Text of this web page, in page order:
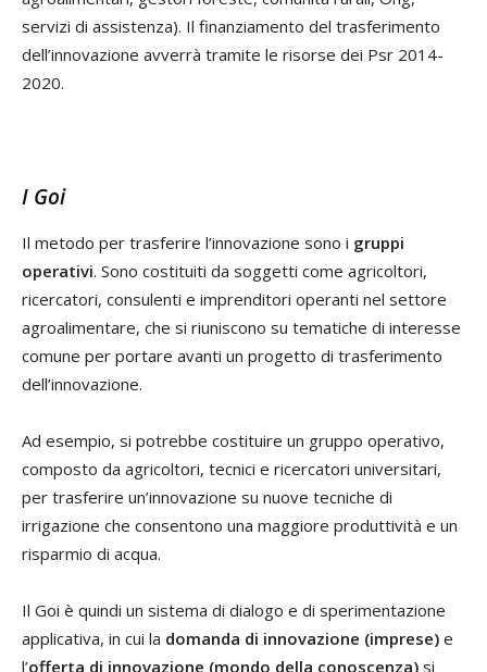
servizi di assistenza). Il finanziamento del trasferimento
dell’innovazione avverrà tramite le risorse dei Psr 2014-
2020.
I Goi
Il metodo per trasferire l’innovazione sono i gruppi
operativi. Sono costituiti da soggetti come agricoltori,
ricercatori, consulenti e imprenditori operanti nel settore
agroalimentare, che si riuniscono su tematiche di interesse
comune per portare avanti un progetto di trasferimento
dell’innovazione.
Ad esempio, si potrebbe costituire un gruppo operativo,
composto da agricoltori, tecnici e ricercatori universitari,
per trasferire un’innovazione su nuove tecniche di
irrigazione che consentono una maggiore produttività e un
risparmio di acqua.
Il Goi è quindi un sistema di dialogo e di sperimentazione
applicativa, in cui la domanda di innovazione (imprese) e
l’offerta di innovazione (mondo della conoscenza) si